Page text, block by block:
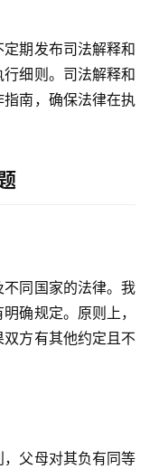
期发布司法解释和
细则。司法解释和
南，确保法律在执
同国家的法律。我
确规定。原则上，
方有其他约定且不
父母对其负有同等